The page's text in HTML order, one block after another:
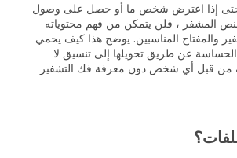
حتى إذا اعترض شخص ما أو حصل على وصول
المشفر ، فلن يتمكن من فهم محتوياته
والمفتاح المناسبين. يوضح هذا كيف يحمي
الحساسة عن طريق تحويلها إلى تنسيق لا
من قبل أي شخص دون معرفة فك التشفير